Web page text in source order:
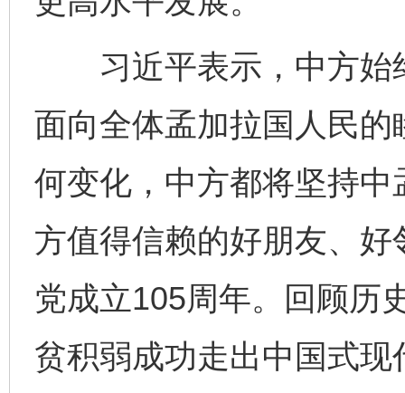
习近平表示，中方始
面向全体孟加拉国人民
何变化，中方都将坚持
方值得信赖的好朋友、
党成立105周年。回顾历
贫积弱成功走出中国式